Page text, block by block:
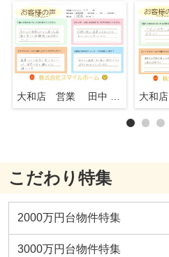
こだわり特集
2000万円台物件特集
3000万円台物件特集